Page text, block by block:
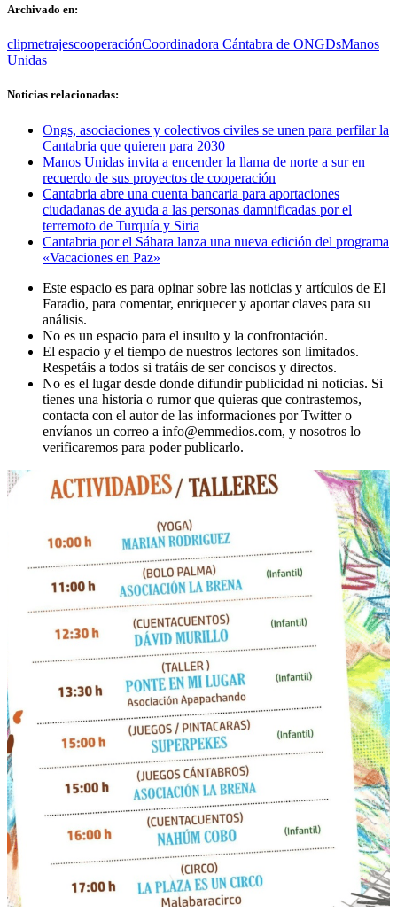
Archivado en:
clipmetrajescooperaciónCoordinadora Cántabra de ONGDsManos
Unidas
Noticias relacionadas:
Ongs, asociaciones y colectivos civiles se unen para perfilar la
Cantabria que quieren para 2030
Manos Unidas invita a encender la llama de norte a sur en
recuerdo de sus proyectos de cooperación
Cantabria abre una cuenta bancaria para aportaciones
ciudadanas de ayuda a las personas damnificadas por el
terremoto de Turquía y Siria
Cantabria por el Sáhara lanza una nueva edición del programa
«Vacaciones en Paz»
Este espacio es para opinar sobre las noticias y artículos de El
Faradio, para comentar, enriquecer y aportar claves para su
análisis.
No es un espacio para el insulto y la confrontación.
El espacio y el tiempo de nuestros lectores son limitados.
Respetáis a todos si tratáis de ser concisos y directos.
No es el lugar desde donde difundir publicidad ni noticias. Si
tienes una historia o rumor que quieras que contrastemos,
contacta con el autor de las informaciones por Twitter o
envíanos un correo a info@emmedios.com, y nosotros lo
verificaremos para poder publicarlo.